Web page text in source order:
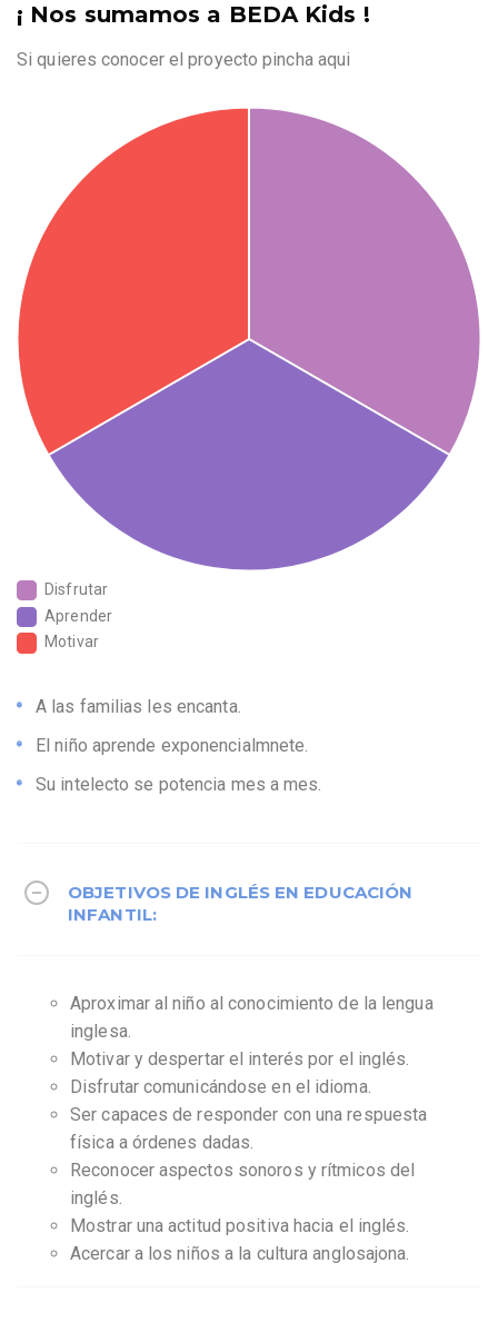
¡ Nos sumamos a BEDA Kids !
Si quieres conocer el proyecto pincha aqui
Disfrutar
Aprender
Motivar
A las familias les encanta.
El niño aprende exponencialmnete.
Su intelecto se potencia mes a mes.
OBJETIVOS DE INGLÉS EN EDUCACIÓN
INFANTIL:
Aproximar al niño al conocimiento de la lengua
inglesa.
Motivar y despertar el interés por el inglés.
Disfrutar comunicándose en el idioma.
Ser capaces de responder con una respuesta
física a órdenes dadas.
Reconocer aspectos sonoros y rítmicos del
inglés.
Mostrar una actitud positiva hacia el inglés.
Acercar a los niños a la cultura anglosajona.